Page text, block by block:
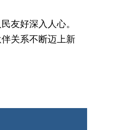
友好深入人心。
关系不断迈上新